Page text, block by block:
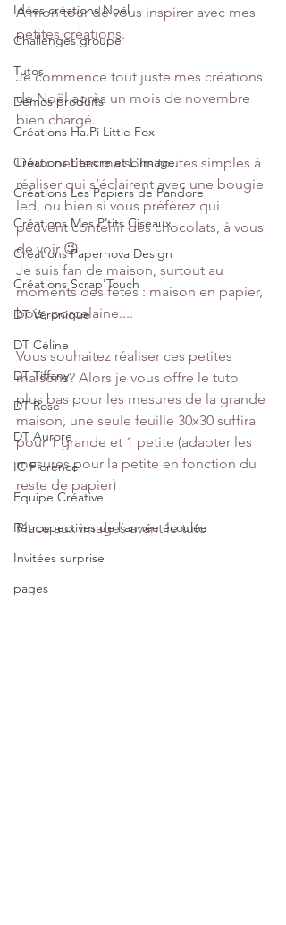
Idées créations Noël
Challenges groupe
Tutos
Démos produits
Créations Ha.Pi Little Fox
Créations L’encre et L'Image
Créations Les Papiers de Pandore
Créations Mes P’tits Ciseaux
Créations Papernova Design
Créations Scrap'Touch
DT Véronique
DT Céline
DT Tiffany
DT Rose
DT Aurore
IC Florence
Equipe Créative
Rétrospectives de l’année écoulée
Invitées surprise
pages
A mon tour de vous inspirer avec mes
petites créations.
Je commence tout juste mes créations
de Noël après un mois de novembre
bien chargé.
Deux petites maisons toutes simples à
réaliser qui s’éclairent avec une bougie
led, ou bien si vous préférez qui
peuvent contenir des chocolats, à vous
de voir 😉
Je suis fan de maison, surtout au
moments des fêtes : maison en papier,
bois, porcelaine....
Vous souhaitez réaliser ces petites
maisons? Alors je vous offre le tuto
plus bas pour les mesures de la grande
maison, une seule feuille 30x30 suffira
pour 1 grande et 1 petite (adapter les
mesures pour la petite en fonction du
reste de papier)
Place aux images avant le tuto